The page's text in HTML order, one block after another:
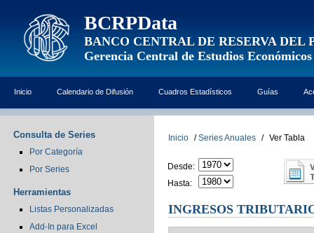
BCRPData
BANCO CENTRAL DE RESERVA DEL
Gerencia Central de Estudios Económicos
Inicio Calendario de Difusión Cuadros Estadísticos Guías
Consulta de Series
Por Categoría
Por Series
Herramientas
Listas Personalizadas
Add-In para Excel
Inicio / Series Anuales / Ver Tabla
Desde:
Hasta:
INGRESOS